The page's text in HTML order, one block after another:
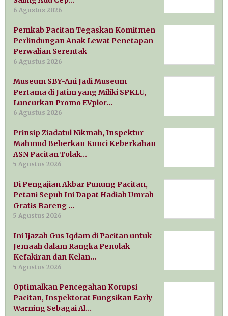
6 Agustus 2026
Pemkab Pacitan Tegaskan Komitmen
Perlindungan Anak Lewat Penetapan
Perwalian Serentak
6 Agustus 2026
Museum SBY-Ani Jadi Museum
Pertama di Jatim yang Miliki SPKLU,
Luncurkan Promo EVplor…
6 Agustus 2026
Prinsip Ziadatul Nikmah, Inspektur
Mahmud Beberkan Kunci Keberkahan
ASN Pacitan Tolak…
5 Agustus 2026
Di Pengajian Akbar Punung Pacitan,
Petani Sepuh Ini Dapat Hadiah Umrah
Gratis Bareng …
5 Agustus 2026
Ini Ijazah Gus Iqdam di Pacitan untuk
Jemaah dalam Rangka Penolak
Kefakiran dan Kelan…
5 Agustus 2026
Optimalkan Pencegahan Korupsi
Pacitan, Inspektorat Fungsikan Early
Warning Sebagai Al…